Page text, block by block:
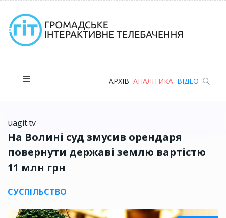
АРХІВ АНАЛІТИКА ВІДЕО
uagit.tv
На Волині суд змусив орендаря
повернути державі землю вартістю
11 млн грн
СУСПІЛЬСТВО